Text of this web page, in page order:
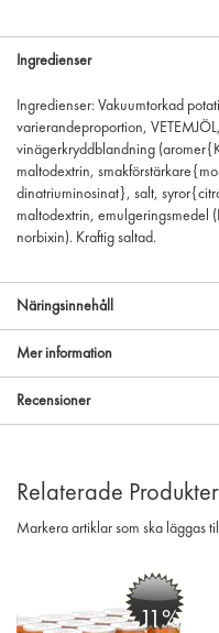
Ingredienser
Ingredienser: Vakuumtorkad
varierandeproportion,
vinägerkryddblandning
maltodextrin,
dinatriuminosinat}, salt,
maltodextrin, emulgeringsmedel
norbixin). Kraftig saltad.
Näringsinnehåll
Mer information
Recensioner
Relaterade Produkter
Markera artiklar som ska läggas
-11%